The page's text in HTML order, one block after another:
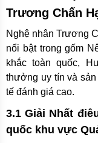
Trương Chấn
Nghệ nhân Trương
nổi bật trong gốm
khắc toàn quốc,
thưởng uy tín và
tế đánh giá cao.
3.1 Giải Nhất
quốc khu vực